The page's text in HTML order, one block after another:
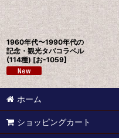
1960年代〜1990年代の
記念・観光タバコラベル
(114種) [お-1059]
ホーム
ショッピングカート